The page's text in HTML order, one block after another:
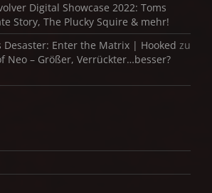
Digital Showcase 2022: Toms
Story, The Plucky Squire & mehr!
Desaster: Enter the Matrix | Hooked zu
Neo – Größer, Verrückter…besser?